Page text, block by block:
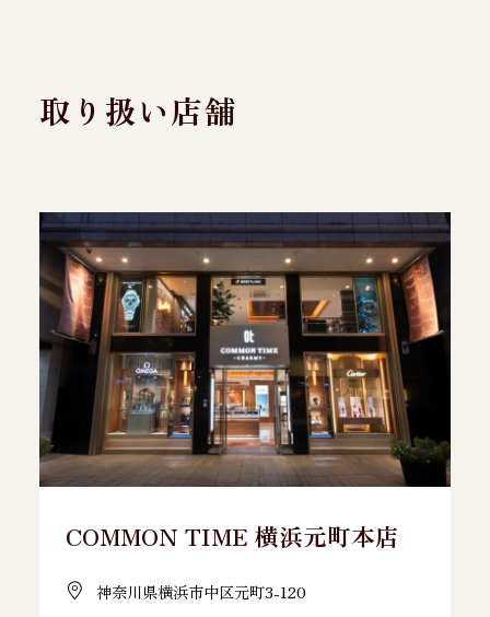
取り扱い店舗
COMMON TIME 横浜元町本店
神奈川県横浜市中区元町3-120